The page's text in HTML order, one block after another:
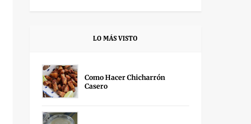
LO MÁS VISTO
Como Hacer Chicharrón
Casero